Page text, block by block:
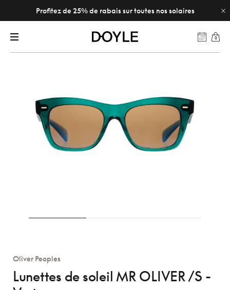
Profitez de 25% de rabais sur toutes nos solaires
0
Oliver Peoples
Lunettes de soleil MR OLIVER /S -